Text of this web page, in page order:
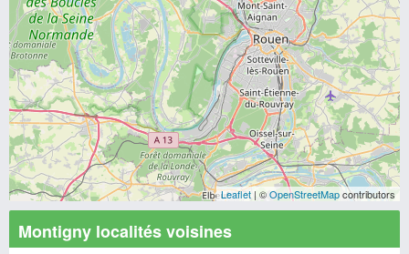
Leaflet | ©OpenStreetMapcontributors
Montigny localités voisines